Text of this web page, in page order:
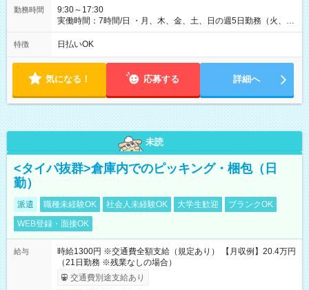
勤務時間
9:30～17:30
実働時間：7時間/日 ・月、木、金、土、日の週5日勤務（火、水
は固定休です／GW、お盆、年末年始等、長期休暇有り！） ・
ワンシフト！ ・残業ほぼナシ（0～5h/月）
特徴 日払いOK
気になる！ 応募する 詳細へ
未読
<タイパ抜群>倉庫内でのピッキング・梱包（日
勤）
派遣 職種未経験OK 社会人未経験OK 大学生歓迎
ブランクOK
WEB登録・面接OK
給与
時給1300円 ※交通費全額支給（規定あり） 【月収例】20.4万円
（21日勤務 ※残業なしの場合）
交通費別途支給あり